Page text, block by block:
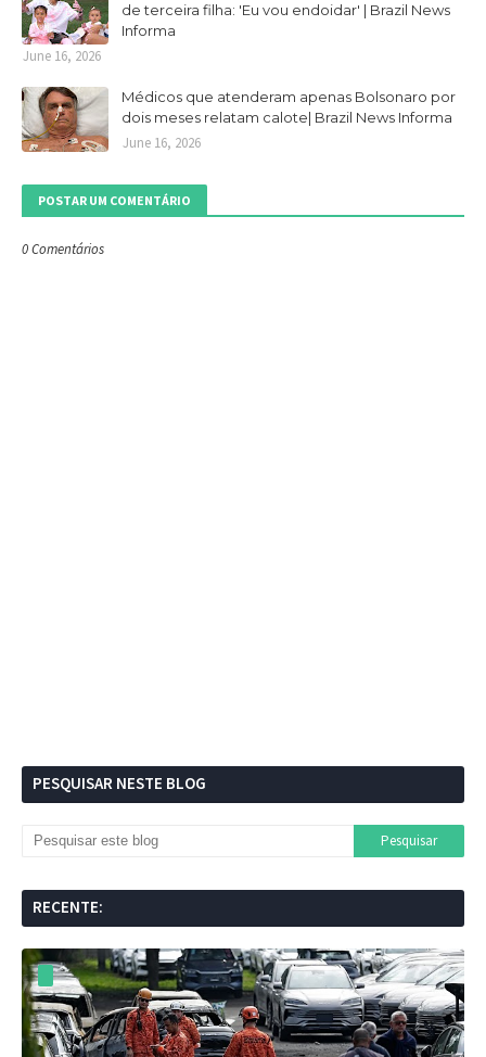
de terceira filha: 'Eu vou endoidar' | Brazil News
Informa
June 16, 2026
Médicos que atenderam apenas Bolsonaro por
dois meses relatam calote| Brazil News Informa
June 16, 2026
POSTAR UM COMENTÁRIO
0 Comentários
PESQUISAR NESTE BLOG
RECENTE: